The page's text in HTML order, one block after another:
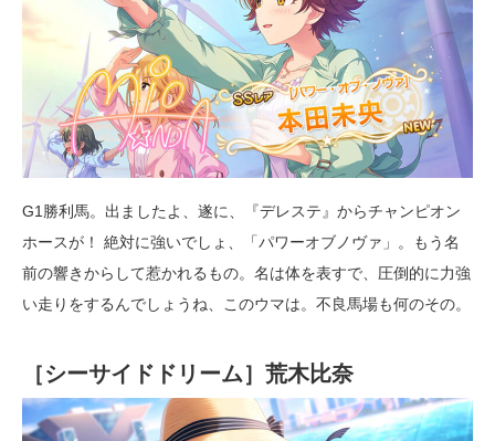
G1勝利馬。出ましたよ、遂に、『デレステ』からチャンピオン
ホースが！ 絶対に強いでしょ、「パワーオブノヴァ」。もう名
前の響きからして惹かれるもの。名は体を表すで、圧倒的に力強
い走りをするんでしょうね、このウマは。不良馬場も何のその。
［シーサイドドリーム］荒木比奈